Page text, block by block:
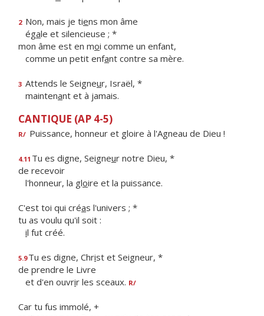
2 Non, mais je tiens mon âme
égale et silencieuse ; *
mon âme est en moi comme un enfant,
comme un petit enfant contre sa mère.
3 Attends le Seigneur, Israël, *
maintenant et à jamais.
CANTIQUE (AP 4-5)
R/ Puissance, honneur et gloire à l'Agneau de Dieu !
4.11 Tu es digne, Seigneur notre Dieu, *
de recevoir
l'honneur, la gloire et la puissance.
C'est toi qui créas l'univers ; *
tu as voulu qu'il soit :
il fut créé.
5.9 Tu es digne, Christ et Seigneur, *
de prendre le Livre
et d'en ouvrir les sceaux. R/
Car tu fus immolé, +